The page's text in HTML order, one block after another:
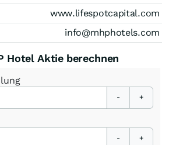
www.lifespotcapital.com
info@mhphotels.com
Hotel Aktie berechnen
- +
- +